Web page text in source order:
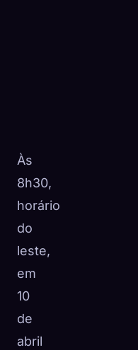
Às
8h30,
horário
do
leste,
em
10
de
abril